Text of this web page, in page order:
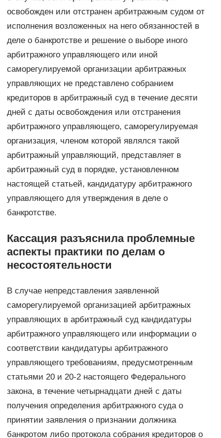
освобожден или отстранен арбитражным судом от
исполнения возложенных на него обязанностей в
деле о банкротстве и решение о выборе иного
арбитражного управляющего или иной
саморегулируемой организации арбитражных
управляющих не представлено собранием
кредиторов в арбитражный суд в течение десяти
дней с даты освобождения или отстранения
арбитражного управляющего, саморегулируемая
организация, членом которой являлся такой
арбитражный управляющий, представляет в
арбитражный суд в порядке, установленном
настоящей статьей, кандидатуру арбитражного
управляющего для утверждения в деле о
банкротстве.
Кассация разъяснила проблемные
аспекты практики по делам о
несостоятельности
В случае непредставления заявленной
саморегулируемой организацией арбитражных
управляющих в арбитражный суд кандидатуры
арбитражного управляющего или информации о
соответствии кандидатуры арбитражного
управляющего требованиям, предусмотренным
статьями 20 и 20-2 настоящего Федерального
закона, в течение четырнадцати дней с даты
получения определения арбитражного суда о
принятии заявления о признании должника
банкротом либо протокола собрания кредиторов о